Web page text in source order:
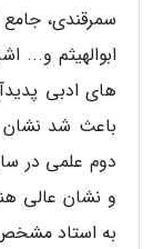
سمرقندی،
ابوالهیثم و...
های ادبی
به استاد